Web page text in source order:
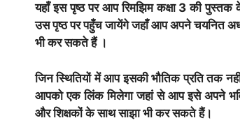
यहाँ इस पृष्ठ पर आप रिमझिम कक्षा 3 की
उस पृष्ठ पर पहुँच जायेंगे जहाँ आप अपने चयनित
भी कर सकते हैं ।
जिन स्थितियों में आप इसकी भौतिक प्रति तक
आपको एक लिंक मिलेगा जहां से आप इसे अपने
और शिक्षकों के साथ साझा भी कर सकते हैं।